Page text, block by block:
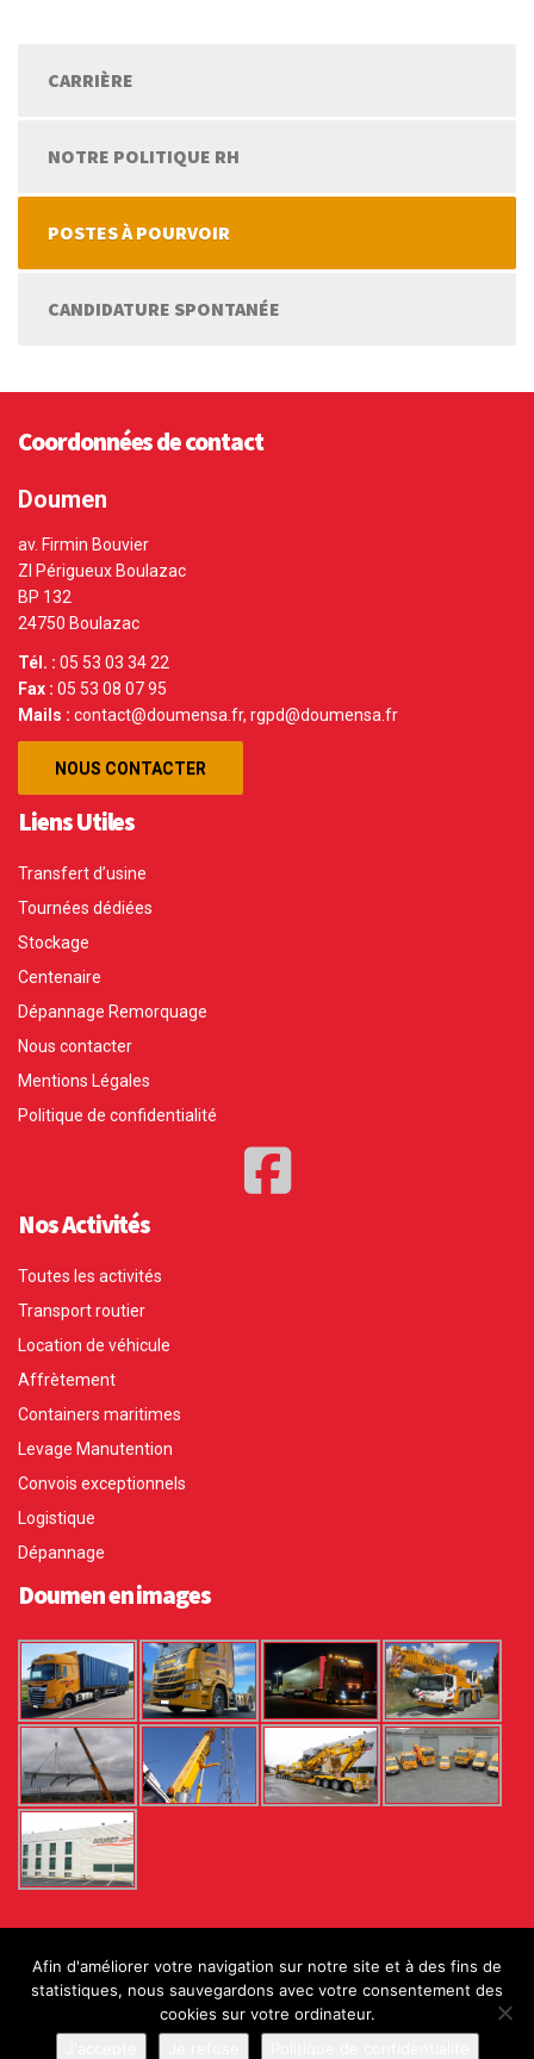
CARRIÈRE
NOTRE POLITIQUE RH
POSTES À POURVOIR
CANDIDATURE SPONTANÉE
Coordonnées de contact
Doumen
av. Firmin Bouvier
ZI Périgueux Boulazac
BP 132
24750 Boulazac
Tél. : 05 53 03 34 22
Fax : 05 53 08 07 95
Mails : contact@doumensa.fr, rgpd@doumensa.fr
NOUS CONTACTER
Liens Utiles
Transfert d’usine
Tournées dédiées
Stockage
Centenaire
Dépannage Remorquage
Nous contacter
Mentions Légales
Politique de confidentialité
Nos Activités
Toutes les activités
Transport routier
Location de véhicule
Affrètement
Containers maritimes
Levage Manutention
Convois exceptionnels
Logistique
Dépannage
Doumen en images
Conseil et Accompagnement réalisé par
COGITIME,
spécialiste Sites Internet, E-commerce,
Afin d'améliorer votre navigation sur notre site et à des fins de
statistiques, nous sauvegardons avec votre consentement des
cookies sur votre ordinateur.